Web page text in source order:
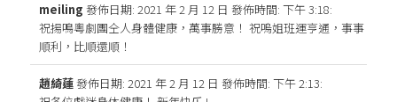
meiling發佈日期: 2021 年 2 月 12 日 發佈時間: 下午 3:18:
祝揚鳴粵劇團仝人身體健康，萬事勝意！ 祝嗚姐班運亨通，事事
順利，比順還順！
趙綺蓮發佈日期: 2021 年 2 月 12 日 發佈時間: 下午 2:13: